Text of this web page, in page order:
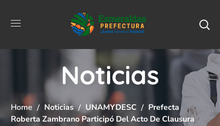
Noticias
Home Noticias UNAMYDESC
Prefecta
Roberta Zambrano Participó Del Acto De Clausura